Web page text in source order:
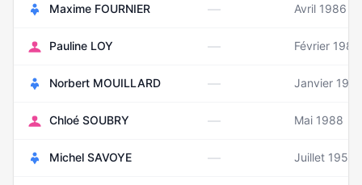
Maxime FOURNIER — Avril 1986
Pauline LOY — Février 1988
Norbert MOUILLARD — Janvier 1962
Chloé SOUBRY — Mai 1988
Michel SAVOYE — Juillet 1952